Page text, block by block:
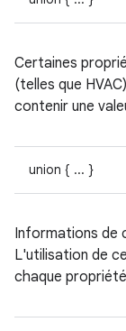
Certaines
(telles que
contenir une
union { ... }
Informations de
L'utilisation de
chaque